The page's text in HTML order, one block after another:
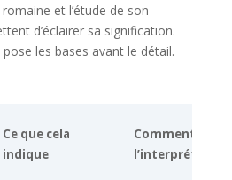
et l’étude de son
d’éclairer sa signification.
les bases avant le détail.
Ce que cela
indique
Comment
l’interpréter